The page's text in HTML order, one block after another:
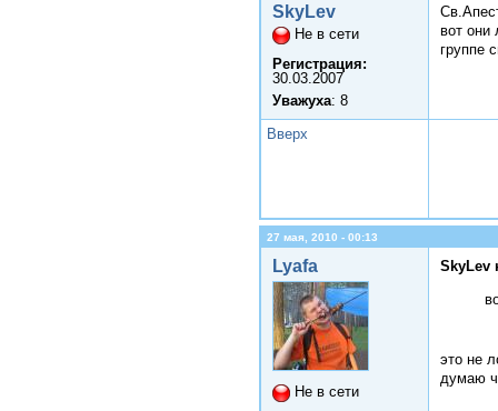
SkyLev
Не в сети
Регистрация:
30.03.2007
Уважуха: 8
вот они
группе
Вверх
27 мая, 2010 - 00:13
Lyafa
Не в сети
SkyLev
это не
думаю